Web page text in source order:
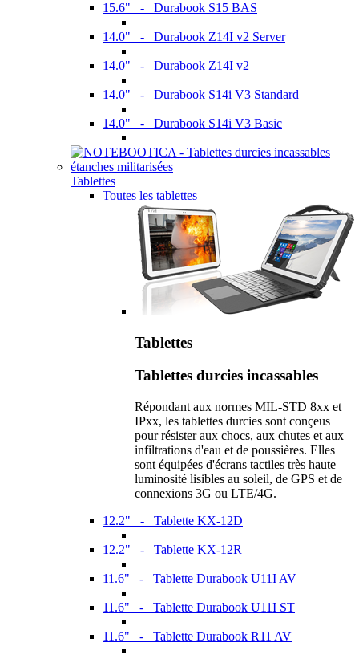
15.6" - Durabook S15 BAS
14.0" - Durabook Z14I v2 Server
14.0" - Durabook Z14I v2
14.0" - Durabook S14i V3 Standard
14.0" - Durabook S14i V3 Basic
Tablettes
Toutes les tablettes
Tablettes
Tablettes durcies incassables
Répondant aux normes MIL-STD 8xx et
IPxx, les tablettes durcies sont conçeus
pour résister aux chocs, aux chutes et aux
infiltrations d'eau et de poussières. Elles
sont équipées d'écrans tactiles très haute
luminosité lisibles au soleil, de GPS et de
connexions 3G ou LTE/4G.
12.2" - Tablette KX-12D
12.2" - Tablette KX-12R
11.6" - Tablette Durabook U11I AV
11.6" - Tablette Durabook U11I ST
11.6" - Tablette Durabook R11 AV